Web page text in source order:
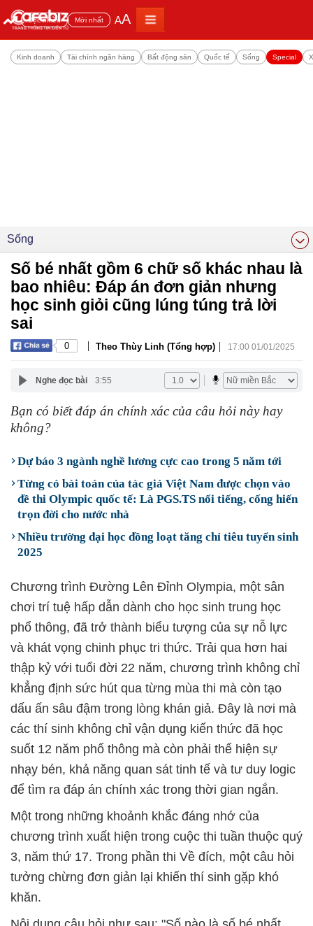
Đọc nhiều Mới nhất AA
Kinh doanh Tài chính ngân hàng Bất động sản Quốc tế Sống Special
Sống
Số bé nhất gồm 6 chữ số khác nhau là
bao nhiêu: Đáp án đơn giản nhưng
học sinh giỏi cũng lúng túng trả lời
sai
0 | Theo Thùy Linh (Tổng hợp) | 17:00 01/01/2025
Nghe đọc bài 3:55
Bạn có biết đáp án chính xác của câu hỏi này hay
không?
Dự báo 3 ngành nghề lương cực cao trong 5 năm tới
Từng có bài toán của tác giả Việt Nam được chọn vào
đề thi Olympic quốc tế: Là PGS.TS nổi tiếng, cống hiến
trọn đời cho nước nhà
Nhiều trường đại học đồng loạt tăng chỉ tiêu tuyển sinh
2025
Chương trình Đường Lên Đỉnh Olympia, một sân
chơi trí tuệ hấp dẫn dành cho học sinh trung học
phổ thông, đã trở thành biểu tượng của sự nỗ lực
và khát vọng chinh phục tri thức. Trải qua hơn hai
thập kỷ với tuổi đời 22 năm, chương trình không chỉ
khẳng định sức hút qua từng mùa thi mà còn tạo
dấu ấn sâu đậm trong lòng khán giả. Đây là nơi mà
các thí sinh không chỉ vận dụng kiến thức đã học
suốt 12 năm phổ thông mà còn phải thể hiện sự
nhạy bén, khả năng quan sát tinh tế và tư duy logic
để tìm ra đáp án chính xác trong thời gian ngắn.
Một trong những khoảnh khắc đáng nhớ của
chương trình xuất hiện trong cuộc thi tuần thuộc quý
3, năm thứ 17. Trong phần thi Về đích, một câu hỏi
tưởng chừng đơn giản lại khiến thí sinh gặp khó
khăn.